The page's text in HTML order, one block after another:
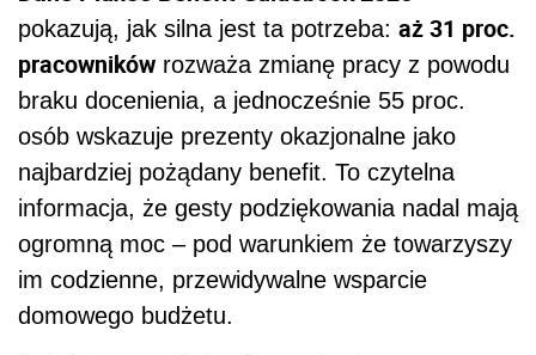
pokazują, jak silna jest ta potrzeba: aż 31 proc.
pracowników rozważa zmianę pracy z powodu
braku docenienia, a jednocześnie 55 proc.
osób wskazuje prezenty okazjonalne jako
najbardziej pożądany benefit. To czytelna
informacja, że gesty podziękowania nadal mają
ogromną moc – pod warunkiem że towarzyszy
im codzienne, przewidywalne wsparcie
domowego budżetu.